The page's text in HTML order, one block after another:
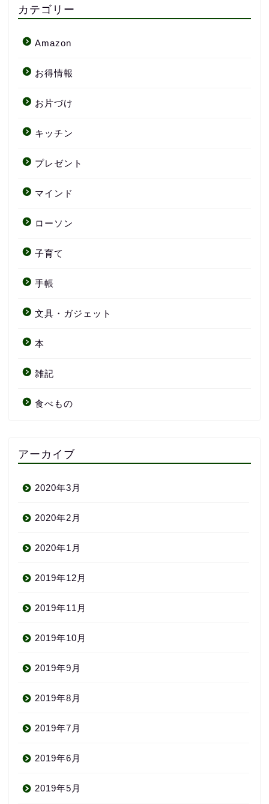
カテゴリー
Amazon
お得情報
お片づけ
キッチン
プレゼント
マインド
ローソン
子育て
手帳
文具・ガジェット
本
雑記
食べもの
アーカイブ
2020年3月
2020年2月
2020年1月
2019年12月
2019年11月
2019年10月
2019年9月
2019年8月
2019年7月
2019年6月
2019年5月